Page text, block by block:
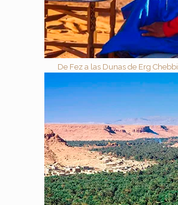
De Fez a las Dunas de Erg